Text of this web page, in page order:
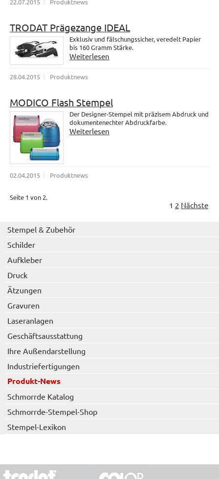
22.07.2015 Produktnews
TRODAT Prägezange IDEAL
Exklusiv und fälschungssicher, veredelt Papier
bis 160 Gramm Stärke.
Weiterlesen
28.04.2015 Produktnews
MODICO Flash Stempel
Der Designer-Stempel mit präzisem Abdruck und
dokumentenechter Abdruckfarbe.
Weiterlesen
02.04.2015 Produktnews
Seite 1 von 2.
1 2 Nächste
Stempel & Zubehör
Schilder
Aufkleber
Druck
Ätzungen
Gravuren
Laseranlagen
Geschäftsausstattung
Ihre Außendarstellung
Industriefertigungen
Produkt-News
Schmorrde Katalog
Schmorrde-Stempel-Shop
Stempel-Lexikon